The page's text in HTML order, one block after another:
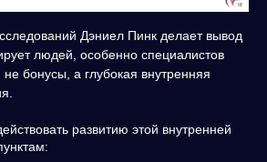
Дэниел Пинк делает вывод
людей, особенно специалистов
не бонусы, а глубокая внутренняя
развитию этой внутренней